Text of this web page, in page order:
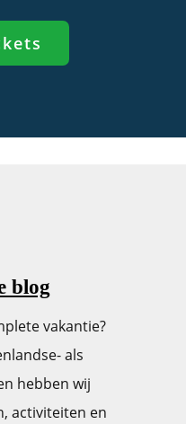
blog
vakantie?
als
hebben wij
activiteiten en